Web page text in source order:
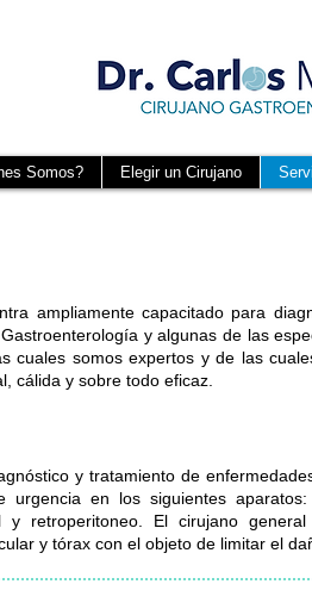
FACS.
General
Somos? Elegir un Cirujano
ampliamente capacitado para
y algunas de las
cuales somos expertos y de las
cálida y sobre todo eficaz.
y tratamiento de
urgencia en los siguientes
y retroperitoneo. El cirujano
y tórax con el objeto de limitar el